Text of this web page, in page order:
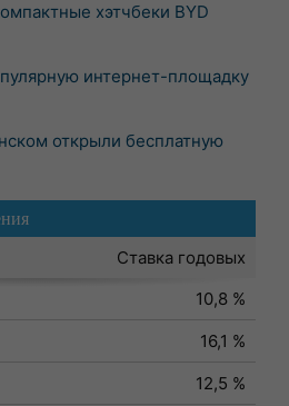
хэтчбеки BYD
интернет-площадку
открыли бесплатную
Ставка годовых
10,8 %
16,1 %
12,5 %